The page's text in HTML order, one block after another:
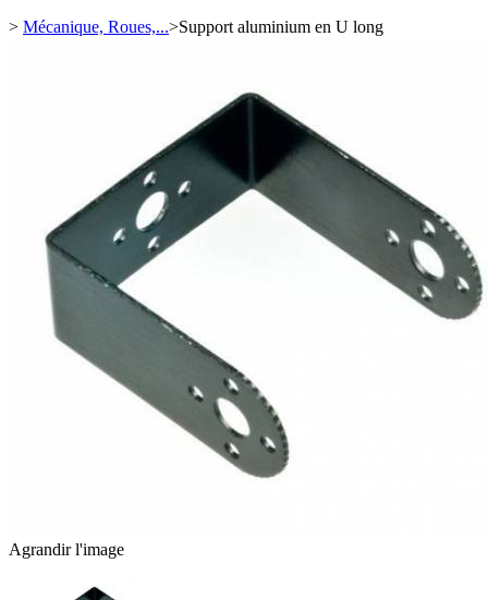
> Mécanique, Roues,...>Support aluminium en U long
Agrandir l'image